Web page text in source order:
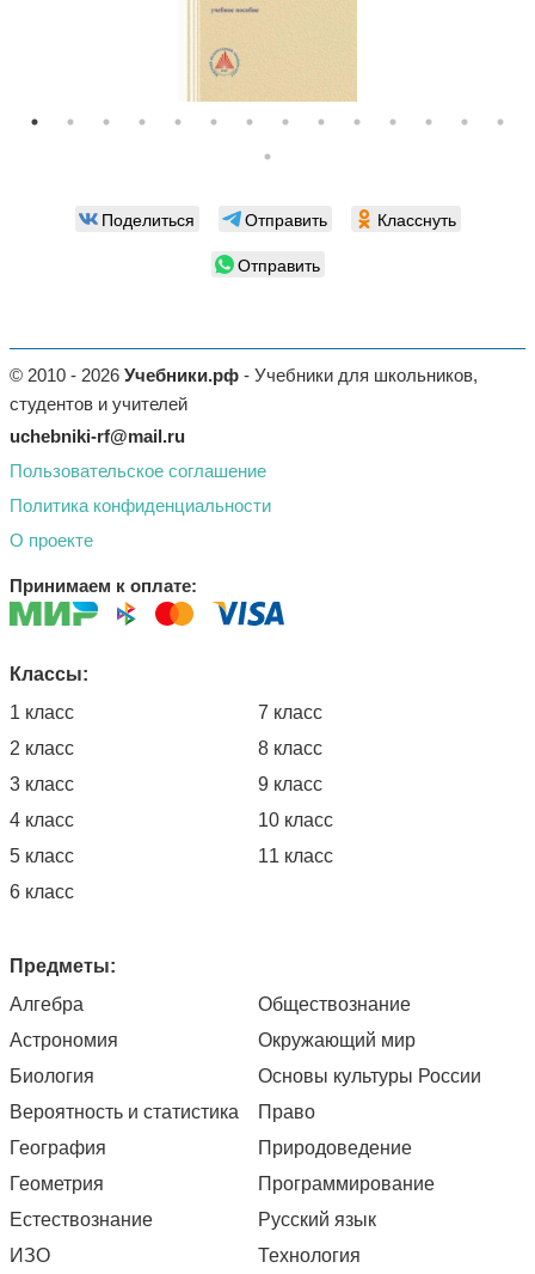
Поделиться Отправить
Класснуть
Отправить
© 2010 - 2026 Учебники.рф - Учебники для школьников,
студентов и учителей
uchebniki-rf@mail.ru
Пользовательское соглашение
Политика конфиденциальности
О проекте
Принимаем к оплате:
Классы:
1 класс
2 класс
3 класс
4 класс
5 класс
6 класс
7 класс
8 класс
9 класс
10 класс
11 класс
Предметы:
Алгебра
Астрономия
Биология
Вероятность и статистика
География
Геометрия
Естествознание
ИЗО
Обществознание
Окружающий мир
Основы культуры России
Право
Природоведение
Программирование
Русский язык
Технология